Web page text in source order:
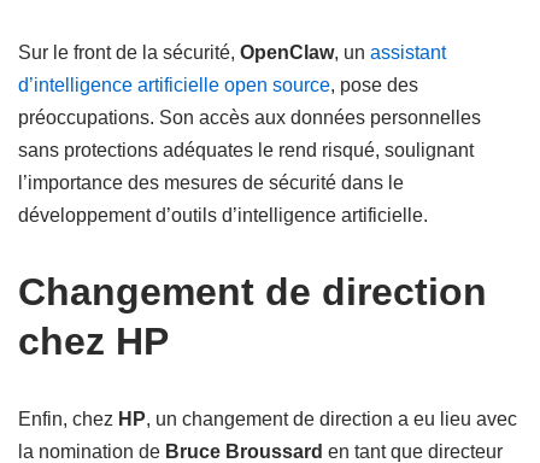
Sur le front de la sécurité, OpenClaw, un assistant
d’intelligence artificielle open source, pose des
préoccupations. Son accès aux données personnelles
sans protections adéquates le rend risqué, soulignant
l’importance des mesures de sécurité dans le
développement d’outils d’intelligence artificielle.
Changement de direction
chez HP
Enfin, chez HP, un changement de direction a eu lieu avec
la nomination de Bruce Broussard en tant que directeur